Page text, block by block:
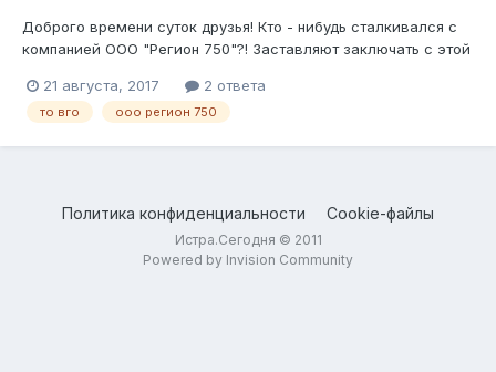
Доброго времени суток друзья! Кто - нибудь сталкивался с
компанией ООО "Регион 750"?! Заставляют заключать с этой
внутриквартирного газового оборудования (сокращенно ТО
ВГО). Причём, договор составляют задним числом.
21 августа, 2017 2 ответа
то вго ооо регион 750
Политика конфиденциальности Cookie-файлы
Истра.Сегодня © 2011
Powered by Invision Community